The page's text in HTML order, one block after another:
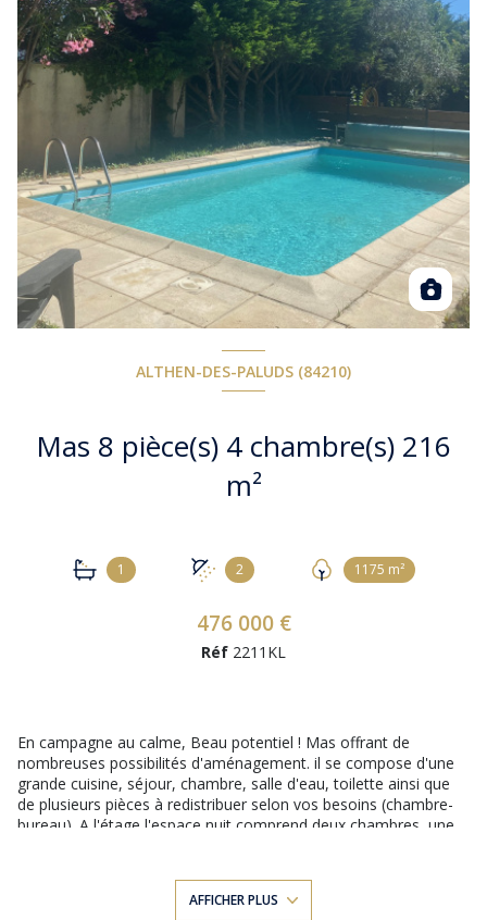
ALTHEN-DES-PALUDS (84210)
Mas 8 pièce(s) 4 chambre(s) 216
m²
1 2 1175 m²
476 000 €
Réf 2211KL
En campagne au calme, Beau potentiel ! Mas offrant de
nombreuses possibilités d'aménagement. il se compose d'une
grande cuisine, séjour, chambre, salle d'eau, toilette ainsi que
de plusieurs pièces à redistribuer selon vos besoins (chambre-
bureau). A l'étage l'espace nuit comprend deux chambres, une
bien dispose également d'un appartement indépendant
d'environ 50 m², ainsi que de plusieurs dépendances.
AFFICHER PLUS